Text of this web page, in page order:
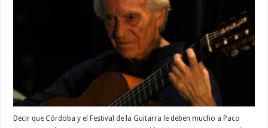
Decir que Córdoba y el Festival de la Guitarra le deben mucho a Paco